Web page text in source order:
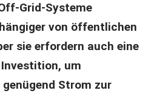
Grid-Systeme
von öffentlichen
sie erfordern auch eine
um
Strom zur